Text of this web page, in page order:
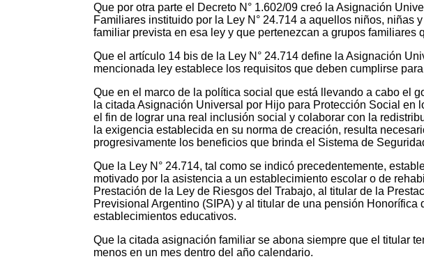
Que por otra parte el Decreto N° 1.602/09 creó la Asignación
Familiares instituido por la Ley N° 24.714 a aquellos niños,
familiar prevista en esa ley y que pertenezcan a grupos
Que el artículo 14 bis de la Ley N° 24.714 define la Asignación
mencionada ley establece los requisitos que deben cumplirse
Que en el marco de la política social que está llevando a cabo el
la citada Asignación Universal por Hijo para Protección Social
el fin de lograr una real inclusión social y colaborar con la
la exigencia establecida en su norma de creación, resulta
progresivamente los beneficios que brinda el Sistema de
Que la Ley N° 24.714, tal como se indicó precedentemente,
motivado por la asistencia a un establecimiento escolar o de
Prestación de la Ley de Riesgos del Trabajo, al titular de la
Previsional Argentino (SIPA) y al titular de una pensión
establecimientos educativos.
Que la citada asignación familiar se abona siempre que el titular
menos en un mes dentro del año calendario.